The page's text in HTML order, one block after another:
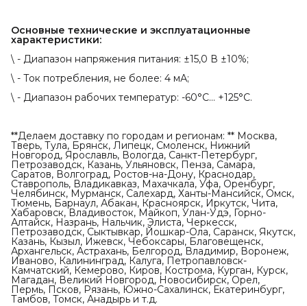
Основные технические и эксплуатационные
характеристики:
\ - Диапазон напряжения питания: ±15,0 В ±10%;
\ - Ток потребления, не более: 4 мА;
\ - Диапазон рабочих температур: -60°C... +125°С.
**Делаем доставку по городам и регионам: ** Москва,
Тверь, Тула, Брянск, Липецк, Смоленск, Нижний
Новгород, Ярославль, Вологда, Санкт-Петербург,
Петрозаводск, Казань, Ульяновск, Пенза, Самара,
Саратов, Волгоград, Ростов-на-Дону, Краснодар,
Ставрополь, Владикавказ, Махачкала, Уфа, Оренбург,
Челябинск, Мурманск, Салехард, Ханты-Мансийск, Омск,
Тюмень, Барнаул, Абакан, Красноярск, Иркутск, Чита,
Хабаровск, Владивосток, Майкоп, Улан-Удэ, Горно-
Алтайск, Назрань, Нальчик, Элиста, Черкесск,
Петрозаводск, Сыктывкар, Йошкар-Ола, Саранск, Якутск,
Казань, Кызыл, Ижевск, Чебоксары, Благовещенск,
Архангельск, Астрахань, Белгород, Владимир, Воронеж,
Иваново, Калининград, Калуга, Петропавловск-
Камчатский, Кемерово, Киров, Кострома, Курган, Курск,
Магадан, Великий Новгород, Новосибирск, Орел,
Пермь, Псков, Рязань, Южно-Сахалинск, Екатеринбург,
Тамбов, Томск, Анадырь и т.д.